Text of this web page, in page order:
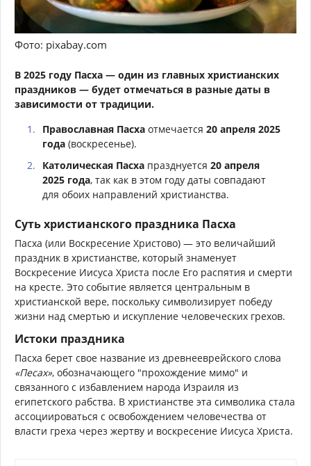
Фото: pixabay.com
В 2025 году Пасха — один из главных христианских
праздников — будет отмечаться в разные даты в
зависимости от традиции.
Православная Пасха отмечается 20 апреля 2025
года (воскресенье).
Католическая Пасха празднуется 20 апреля
2025 года, так как в этом году даты совпадают
для обоих направлений христианства.
Суть христианского праздника Пасха
Пасха (или Воскресение Христово) — это величайший
праздник в христианстве, который знаменует
Воскресение Иисуса Христа после Его распятия и смерти
на кресте. Это событие является центральным в
христианской вере, поскольку символизирует победу
жизни над смертью и искупление человеческих грехов.
Истоки праздника
Пасха берет свое название из древнееврейского слова
«Песах», обозначающего "прохождение мимо" и
связанного с избавлением народа Израиля из
египетского рабства. В христианстве эта символика стала
ассоциироваться с освобождением человечества от
власти греха через жертву и воскресение Иисуса Христа.